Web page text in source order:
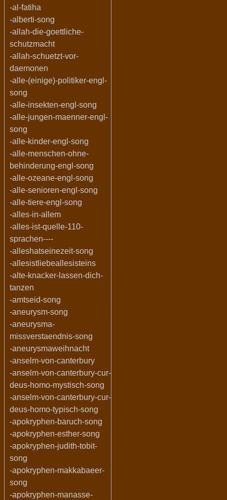
-al-fatiha
-alberti-song
-allah-die-goettliche-
schutzmacht
-allah-schuetzt-vor-
daemonen
-alle-(einige)-politiker-engl-
song
-alle-insekten-engl-song
-alle-jungen-maenner-engl-
song
-alle-kinder-engl-song
-alle-menschen-ohne-
behinderung-engl-song
-alle-ozeane-engl-song
-alle-senioren-engl-song
-alle-tiere-engl-song
-alles-in-allem
-alles-ist-quelle-110-
sprachen----
-alleshatseinezeit-song
-allesistliebeallesisteins
-alte-knacker-lassen-dich-
tanzen
-amtseid-song
-aneurysm-song
-aneurysma-
missverstaendnis-song
-aneurysmaweihnacht
-anselm-von-canterbury
-anselm-von-canterbury-cur-
deus-homo-mystisch-song
-anselm-von-canterbury-cur-
deus-homo-typisch-song
-apokryphen-baruch-song
-apokryphen-esther-song
-apokryphen-judith-tobit-
song
-apokryphen-makkabaeer-
song
-apokryphen-manasse-